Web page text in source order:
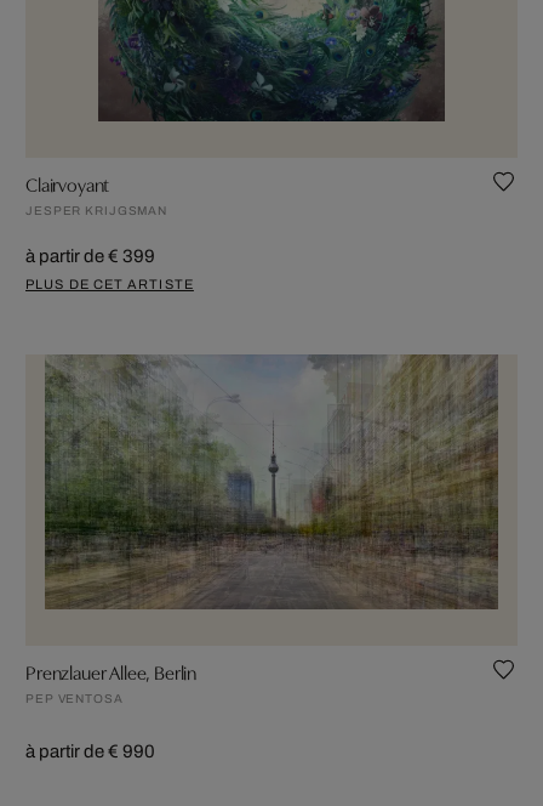
Clairvoyant
JESPER KRIJGSMAN
à partir de € 399
PLUS DE CET ARTISTE
Prenzlauer Allee, Berlin
PEP VENTOSA
à partir de € 990